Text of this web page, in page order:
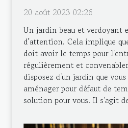
20 août 2023 02:26
Un jardin beau et verdoyant
d'attention. Cela implique
doit avoir le temps pour
régulièrement et
disposez d'un jardin que
aménager pour défaut de
solution pour vous. Il s'agit